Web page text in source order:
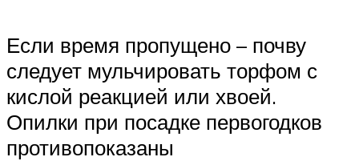
Если время пропущено – почву
следует мульчировать торфом с
кислой реакцией или хвоей.
Опилки при посадке первогодков
противопоказаны